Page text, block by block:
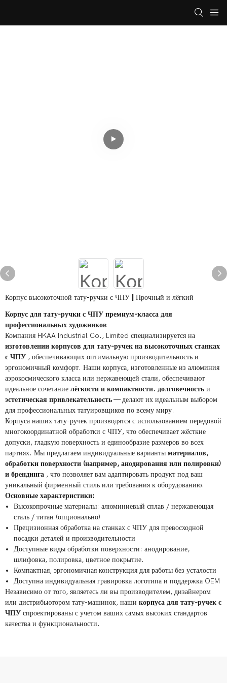
Корпус высокоточной тату-ручки с ЧПУ | Прочный и лёгкий
Корпус для тату-ручки с ЧПУ премиум-класса для
профессиональных художников
Компания HKAA Industrial Co., Limited специализируется на
изготовлении корпусов для тату-ручек на высокоточных станках
с ЧПУ , обеспечивающих оптимальную производительность и
эргономичный комфорт. Наши корпуса, изготовленные из алюминия
аэрокосмического класса или нержавеющей стали, обеспечивают
идеальное сочетание лёгкости и компактности. долговечность и
эстетическая привлекательность— делают их идеальным выбором
для профессиональных татуировщиков по всему миру.
Корпуса наших тату-ручек производятся с использованием передовой
многокоординатной обработки с ЧПУ, что обеспечивает жёсткие
допуски, гладкую поверхность и единообразие размеров во всех
партиях. Мы предлагаем индивидуальные варианты материалов,
обработки поверхности (например, анодирования или полировки)
и брендинга , что позволяет вам адаптировать продукт под ваш
уникальный фирменный стиль или требования к оборудованию.
Основные характеристики:
Высокопрочные материалы: алюминиевый сплав / нержавеющая
сталь / титан (опционально)
Прецизионная обработка на станках с ЧПУ для превосходной
посадки деталей и производительности
Доступные виды обработки поверхности: анодирование,
шлифовка, полировка, цветное покрытие.
Компактная, эргономичная конструкция для работы без усталости
Доступна индивидуальная гравировка логотипа и поддержка OEM
Независимо от того, являетесь ли вы производителем, дизайнером
или дистрибьютором тату-машинок, наши корпуса для тату-ручек с
ЧПУ спроектированы с учетом ваших самых высоких стандартов
качества и функциональности.